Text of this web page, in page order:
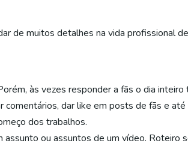
de muitos detalhes na vida profissional
às vezes responder a fãs o dia inteiro
comentários, dar like em posts de fãs e
dos trabalhos.
assunto ou assuntos de um vídeo. Roteiro